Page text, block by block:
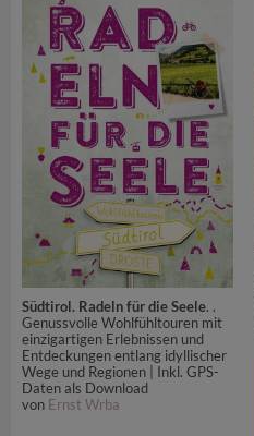
Südtirol. Radeln für die Seele. .
Genussvolle Wohlfühltouren mit
einzigartigen Erlebnissen und
Entdeckungen entlang idyllischer
Wege und Regionen | Inkl. GPS-
Daten als Download
von Ernst Wrba